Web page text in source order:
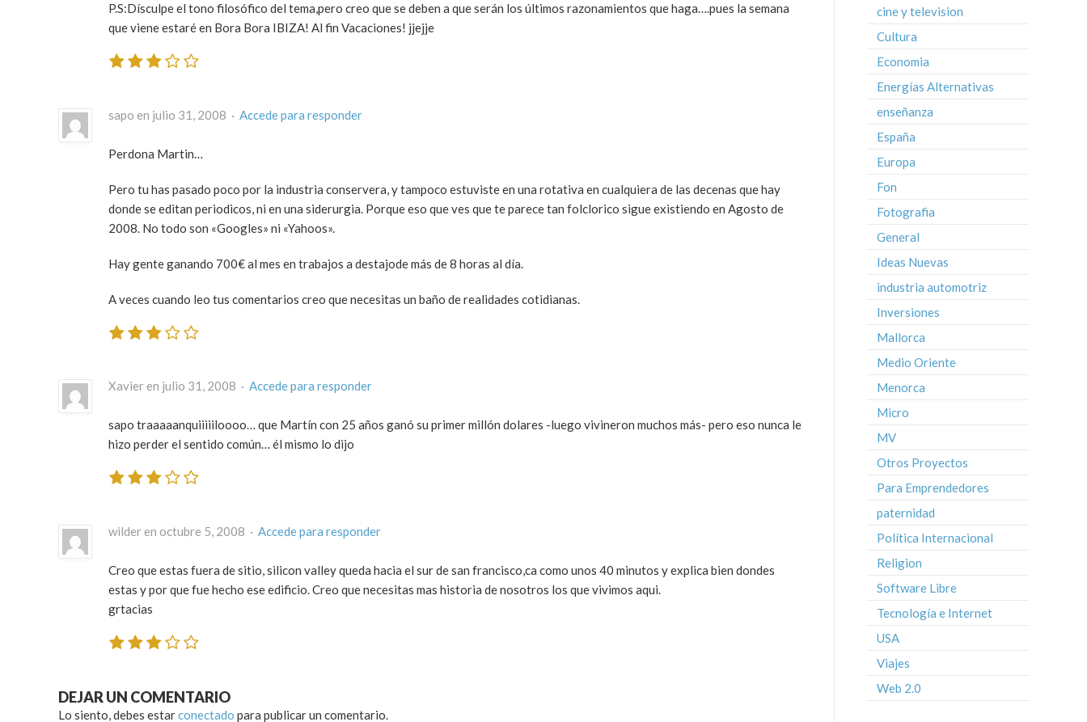
P.S:Dísculpe el tono filosófico del tema,pero creo que se deben a que serán los últimos razonamientos que haga….pues la semana
que viene estaré en Bora Bora IBIZA! Al fin Vacaciones! jjejje
sapo en julio 31, 2008 · Accede para responder
Perdona Martin…
Pero tu has pasado poco por la industria conservera, y tampoco estuviste en una rotativa en cualquiera de las decenas que hay
donde se editan periodicos, ni en una siderurgia. Porque eso que ves que te parece tan folclorico sigue existiendo en Agosto de
2008. No todo son «Googles» ni «Yahoos».
Hay gente ganando 700€ al mes en trabajos a destajode más de 8 horas al día.
A veces cuando leo tus comentarios creo que necesitas un baño de realidades cotidianas.
Xavier en julio 31, 2008 · Accede para responder
sapo traaaaanquiiiiiloooo… que Martín con 25 años ganó su primer millón dolares -luego vivineron muchos más- pero eso nunca le
hizo perder el sentido común… él mismo lo dijo
wilder en octubre 5, 2008 · Accede para responder
Creo que estas fuera de sitio, silicon valley queda hacia el sur de san francisco,ca como unos 40 minutos y explica bien dondes
estas y por que fue hecho ese edificio. Creo que necesitas mas historia de nosotros los que vivimos aqui.
grtacias
DEJAR UN COMENTARIO
Lo siento, debes estarconectado para publicar un comentario.
cine y television
Cultura
Economia
Energías Alternativas
enseñanza
España
Europa
Fon
Fotografia
General
Ideas Nuevas
industria automotriz
Inversiones
Mallorca
Medio Oriente
Menorca
Micro
MV
Otros Proyectos
Para Emprendedores
paternidad
Política Internacional
Religion
Software Libre
Tecnología e Internet
USA
Viajes
Web 2.0